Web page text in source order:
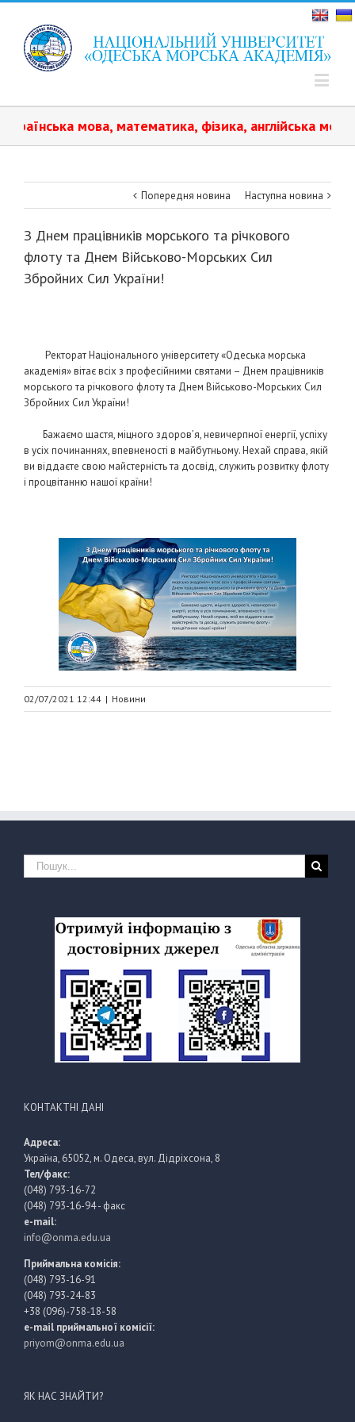
мова, математика, фізика, англійська
Попередня новина Наступна новина
З Днем працівників морського та річкового
флоту та Днем Військово-Морських Сил
Збройних Сил України!
Ректорат Національного університету «Одеська морська
академія» вітає всіх з професійними святами – Днем працівників
морського та річкового флоту та Днем Військово-Морських Сил
Збройних Сил України!
Бажаємо щастя, міцного здоров’я, невичерпної енергії, успіху
в усіх починаннях, впевненості в майбутньому. Нехай справа, якій
ви віддаєте свою майстерність та досвід, служить розвитку флоту
і процвітанню нашої країни!
02/07/2021 12:44 | Новини
КОНТАКТНІ ДАНІ
Адреса:
Україна, 65052, м. Одеса, вул. Дідріхсона, 8
Тел/факс:
(048) 793-16-72
(048) 793-16-94 - факс
e-mail:
info@onma.edu.ua
Приймальна комісія:
(048) 793-16-91
(048) 793-24-83
+38 (096)-758-18-58
e-mail приймальної комісії:
priyom@onma.edu.ua
ЯК НАС ЗНАЙТИ?